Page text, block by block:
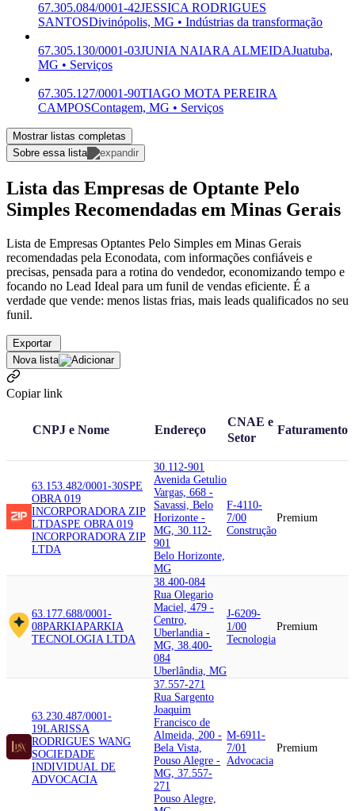
67.305.084/0001-42JESSICA RODRIGUES
SANTOSDivinópolis, MG • Indústrias da transformação
67.305.130/0001-03JUNIA NAIARA ALMEIDAJuatuba,
MG • Serviços
67.305.127/0001-90TIAGO MOTA PEREIRA
CAMPOSContagem, MG • Serviços
Mostrar listas completas
Sobre essa lista
Lista das Empresas de Optante Pelo
Simples Recomendadas em Minas Gerais
Lista de Empresas Optantes Pelo Simples em Minas Gerais
recomendadas pela Econodata, com informações confiáveis e
precisas, pensada para a rotina do vendedor, economizando tempo e
focando no Lead Ideal para um funil de vendas eficiente. É a
verdade que vende: menos listas frias, mais leads qualificados no seu
funil.
Exportar
Nova lista
Copiar link
CNPJ e Nome Endereço
CNAE e
Setor
Faturamento
63.153.482/0001-30SPE
OBRA 019
INCORPORADORA ZIP
LTDASPE OBRA 019
INCORPORADORA ZIP
LTDA
30.112-901
Avenida Getulio
Vargas, 668 -
Savassi, Belo
Horizonte -
MG, 30.112-
901
Belo Horizonte,
MG
F-4110-
7/00
Construção
Premium
63.177.688/0001-
08PARKIAPARKIA
TECNOLOGIA LTDA
38.400-084
Rua Olegario
Maciel, 479 -
Centro,
Uberlandia -
MG, 38.400-
084
Uberlândia, MG
J-6209-
1/00
Tecnologia
Premium
63.230.487/0001-
19LARISSA
RODRIGUES WANG
SOCIEDADE
INDIVIDUAL DE
ADVOCACIA
37.557-271
Rua Sargento
Joaquim
Francisco de
Almeida, 200 -
Bela Vista,
Pouso Alegre -
MG, 37.557-
271
Pouso Alegre,
M-6911-
7/01
Advocacia
Premium